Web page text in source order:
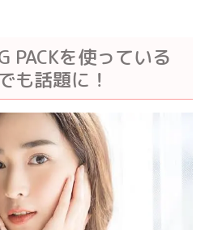
PACKを使っている
も話題に！